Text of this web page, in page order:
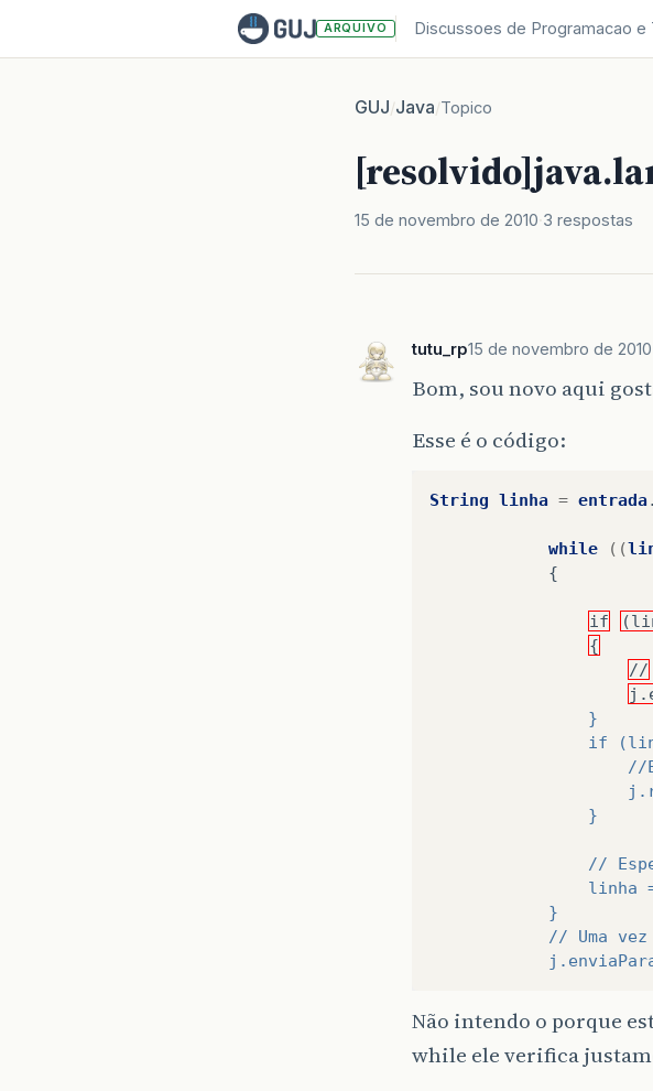
ARQUIVO Discussoes de Programacao e
GUJ/Java/Topico
15 de novembro de 2010 3 respostas
tutu_rp15 de novembro de 2010
Bom, sou novo aqui
Esse é o código:
String linha = entrada.
while ((
{
if
{
//
                }
if
                }
//
linha
            }
// Uma
Não intendo o porque
while ele verifica